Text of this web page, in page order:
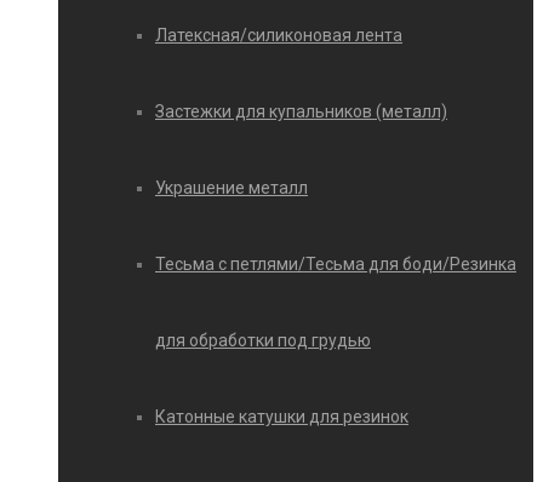
Латексная/силиконовая лента
Застежки для купальников (металл)
Украшение металл
Тесьма с петлями/Тесьма для боди/Резинка
для обработки под грудью
Катонные катушки для резинок